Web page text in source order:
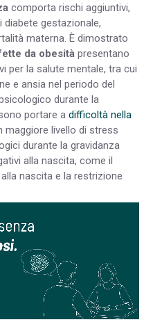
comporta rischi aggiuntivi,
gestazionale,
materna. È dimostrato
da obesità presentano
per la salute mentale, tra cui
e ansia nel periodo del
durante la
portare a difficoltà nella
maggiore livello di stress
durante la gravidanza
alla nascita, come il
nascita e la restrizione